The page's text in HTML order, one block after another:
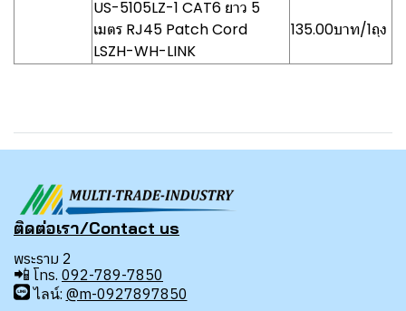
US-5105LZ-1 CAT6 ยาว 5
เมตร RJ45 Patch Cord
LSZH-WH-LINK
135.00บาท/1ถุง
ติดต่อเรา/Contact us
พระราม 2
📲 โทร. 092-789-7850
ไลน์: @m-0927897850